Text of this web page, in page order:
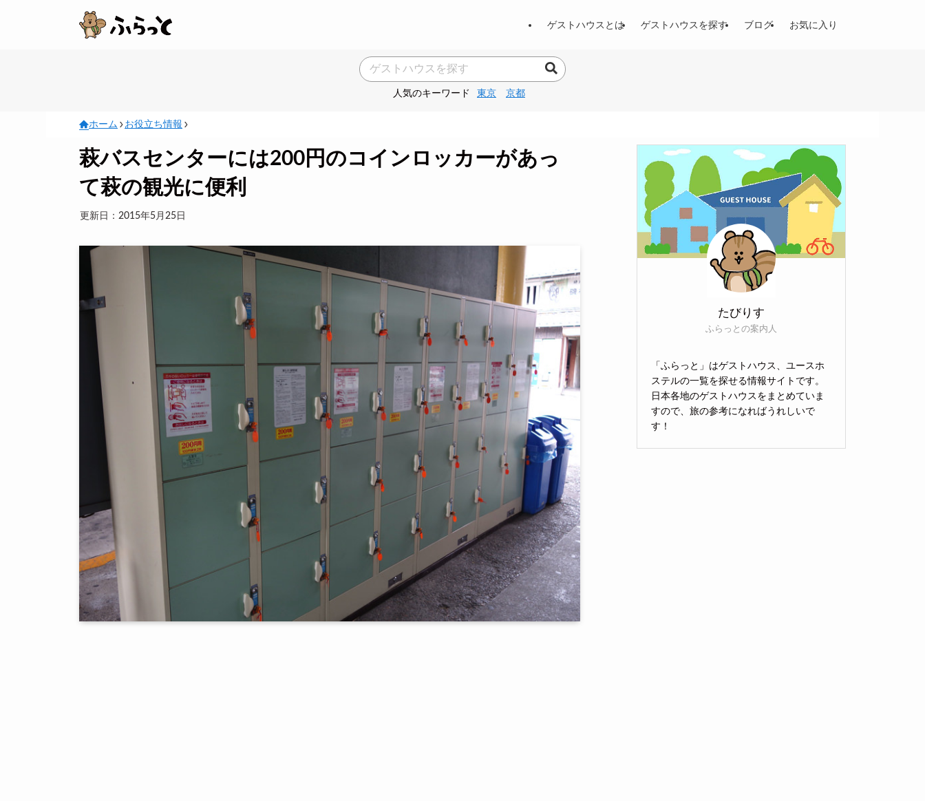
ゲストハウスとは ゲストハウスを探す ブログ お気に入り
人気のキーワード 東京 京都
ホーム お役立ち情報
萩バスセンターには200円のコインロッカーがあっ
て萩の観光に便利
更新日：2015年5月25日
たびりす
ふらっとの案内人
「ふらっと」はゲストハウス、ユースホ
ステルの一覧を探せる情報サイトです。
日本各地のゲストハウスをまとめていま
すので、旅の参考になればうれしいで
す！